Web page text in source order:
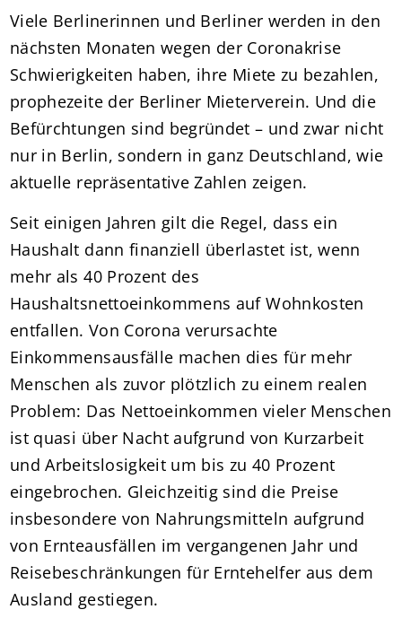
Viele Berlinerinnen und Berliner werden in den
nächsten Monaten wegen der Coronakrise
Schwierigkeiten haben, ihre Miete zu bezahlen,
prophezeite der Berliner Mieterverein. Und die
Befürchtungen sind begründet – und zwar nicht
nur in Berlin, sondern in ganz Deutschland, wie
aktuelle repräsentative Zahlen zeigen.
Seit einigen Jahren gilt die Regel, dass ein
Haushalt dann finanziell überlastet ist, wenn
mehr als 40 Prozent des
Haushaltsnettoeinkommens auf Wohnkosten
entfallen. Von Corona verursachte
Einkommensausfälle machen dies für mehr
Menschen als zuvor plötzlich zu einem realen
Problem: Das Nettoeinkommen vieler Menschen
ist quasi über Nacht aufgrund von Kurzarbeit
und Arbeitslosigkeit um bis zu 40 Prozent
eingebrochen. Gleichzeitig sind die Preise
insbesondere von Nahrungsmitteln aufgrund
von Ernteausfällen im vergangenen Jahr und
Reisebeschränkungen für Erntehelfer aus dem
Ausland gestiegen.